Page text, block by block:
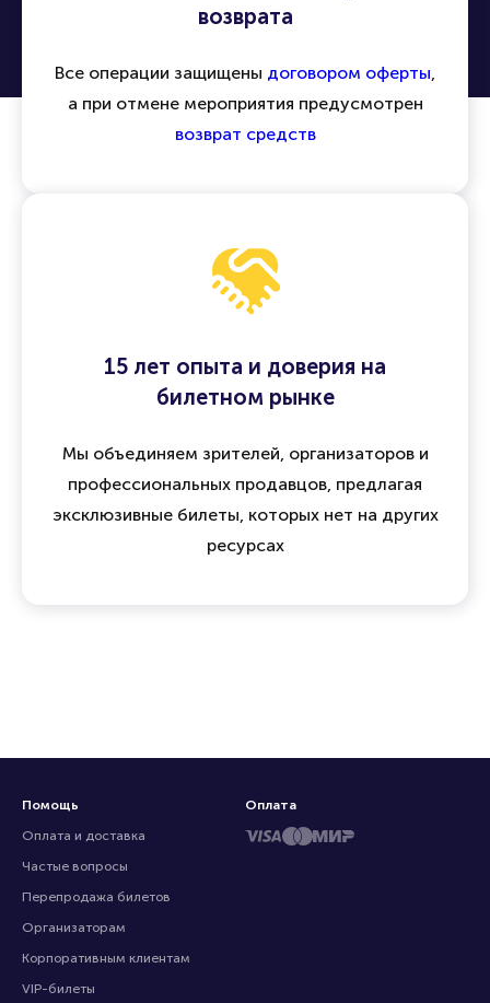
возврата
Все операции защищены договором оферты,
а при отмене мероприятия предусмотрен
возврат средств
15 лет опыта и доверия на
билетном рынке
Мы объединяем зрителей, организаторов и
профессиональных продавцов, предлагая
эксклюзивные билеты, которых нет на других
ресурсах
Помощь
Оплата и доставка
Частые вопросы
Перепродажа билетов
Организаторам
Корпоративным клиентам
VIP-билеты
Оплата